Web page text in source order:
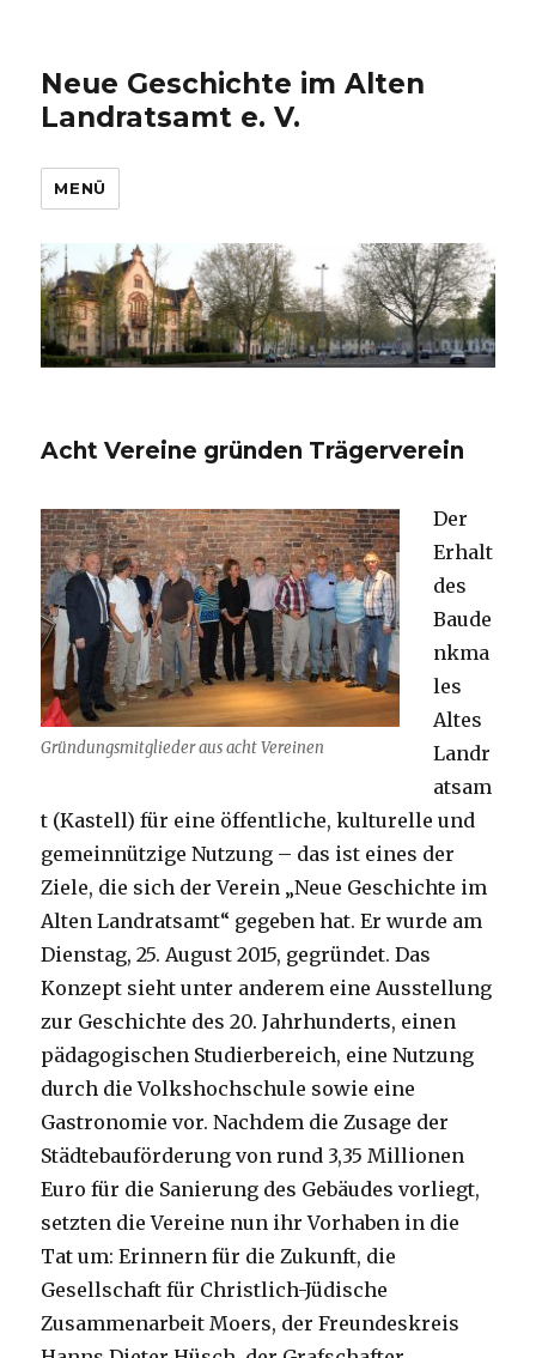
Neue Geschichte im Alten
Landratsamt e. V.
MENÜ
Acht Vereine gründen Trägerverein
Gründungsmitglieder aus acht Vereinen
Der
Erhalt
des
Baude
nkma
les
Altes
Landr
atsam
t (Kastell) für eine öffentliche, kulturelle und
gemeinnützige Nutzung – das ist eines der
Ziele, die sich der Verein „Neue Geschichte im
Alten Landratsamt“ gegeben hat. Er wurde am
Dienstag, 25. August 2015, gegründet. Das
Konzept sieht unter anderem eine Ausstellung
zur Geschichte des 20. Jahrhunderts, einen
pädagogischen Studierbereich, eine Nutzung
durch die Volkshochschule sowie eine
Gastronomie vor.Nachdem die Zusage der
Städtebauförderung von rund 3,35 Millionen
Euro für die Sanierung des Gebäudes vorliegt,
setzten die Vereine nun ihr Vorhaben in die
Tat um: Erinnern für die Zukunft, die
Gesellschaft für Christlich-Jüdische
Zusammenarbeit Moers, der Freundeskreis